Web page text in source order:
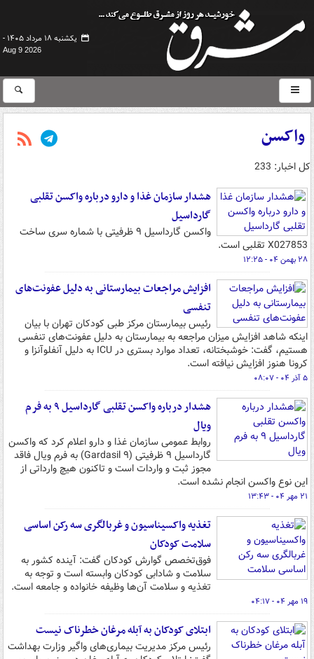
یکشنبه ۱۸ مرداد ۱۴۰۵ -
Aug 9 2026
واکسن
کل اخبار: 233
هشدار سازمان غذا و دارو درباره واکسن تقلبی
گارداسیل
واکسن گارداسیل ۹ ظرفیتی با شماره سری ساخت
X027853 تقلبی است.
۲۸ بهمن ۰۴ - ۱۲:۲۵
افزایش مراجعات بیمارستانی به دلیل عفونت‌های
تنفسی
رئیس بیمارستان مرکز طبی کودکان تهران با بیان
اینکه شاهد افزایش میزان مراجعه به بیمارستان به دلیل عفونت‌های تنفسی
هستیم، گفت: خوشبختانه، تعداد موارد بستری در ICU به دلیل آنفلوآنزا و
کرونا هنوز افزایش نیافته است.
۵ آذر ۰۴ - ۰۸:۰۷
هشدار درباره واکسن تقلبی گارداسیل ۹ به فرم
ویال
روابط عمومی سازمان غذا و دارو اعلام کرد که واکسن
گارداسیل ۹ ظرفیتی (Gardasil ۹) به فرم ویال فاقد
مجوز ثبت و واردات است و تاکنون هیچ وارداتی از
این نوع واکسن انجام نشده است.
۲۱ مهر ۰۴ - ۱۳:۴۳
تغذیه واکسیناسیون و غربالگری سه رکن اساسی
سلامت کودکان
فوق‌تخصص گوارش کودکان گفت: آینده کشور به
سلامت و شادابی کودکان وابسته است و توجه به
تغذیه و سلامت آن‌ها وظیفه خانواده و جامعه است.
۱۹ مهر ۰۴ - ۰۴:۱۷
ابتلای کودکان به آبله مرغان خطرناک نیست
رئیس مرکز مدیریت بیماری‌های واگیر وزارت بهداشت